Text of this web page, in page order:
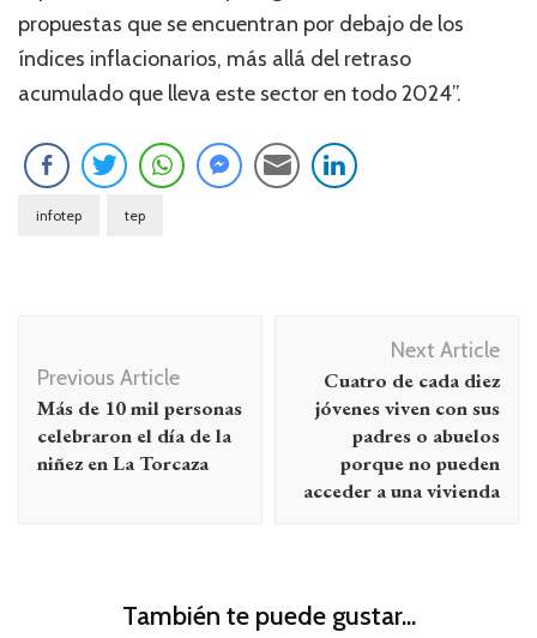
propuestas que se encuentran por debajo de los
índices inflacionarios, más allá del retraso
acumulado que lleva este sector en todo 2024”.
infotep tep
de
entradas
Previous Article
Más de 10 mil personas
celebraron el día de la
niñez en La Torcaza
Next Article
Cuatro de cada diez
jóvenes viven con sus
padres o abuelos
porque no pueden
acceder a una vivienda
También te puede gustar...